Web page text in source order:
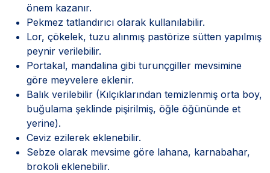
önem kazanır.
Pekmez tatlandırıcı olarak kullanılabilir.
Lor, çökelek, tuzu alınmış pastörize sütten yapılmış
peynir verilebilir.
Portakal, mandalina gibi turunçgiller mevsimine
göre meyvelere eklenir.
Balık verilebilir (Kılçıklarından temizlenmiş orta boy,
buğulama şeklinde pişirilmiş, öğle öğününde et
yerine).
Ceviz ezilerek eklenebilir.
Sebze olarak mevsime göre lahana, karnabahar,
brokoli eklenebilir.